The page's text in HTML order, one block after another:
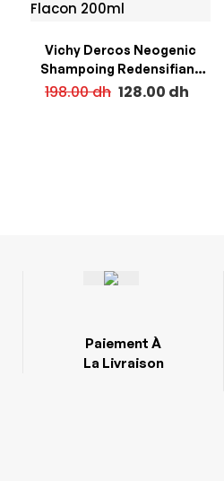
Vichy Dercos Neogenic
Shampoing Redensifiant
Cheveux Clairsemés Flacon
198.00dh 128.00 dh
Paiement À
La Livraison